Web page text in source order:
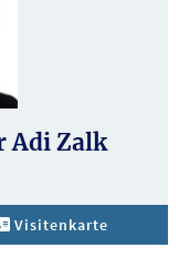
Adi Zalk
Visitenkarte